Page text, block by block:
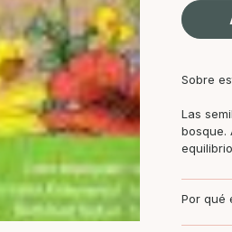
Sobre
Las
bosque.
Por qué